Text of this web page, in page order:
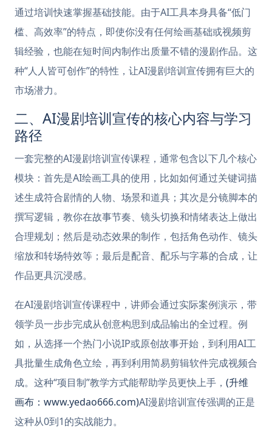
通过培训快速掌握基础技能。由于AI工具本身具备“低门
槛、高效率”的特点，即使你没有任何绘画基础或视频剪
辑经验，也能在短时间内制作出质量不错的漫剧作品。这
种“人人皆可创作”的特性，让AI漫剧培训宣传拥有巨大的
市场潜力。
二、AI漫剧培训宣传的核心内容与学习
路径
一套完整的AI漫剧培训宣传课程，通常包含以下几个核心
模块：首先是AI绘画工具的使用，比如如何通过关键词描
述生成符合剧情的人物、场景和道具；其次是分镜脚本的
撰写逻辑，教你在故事节奏、镜头切换和情绪表达上做出
合理规划；然后是动态效果的制作，包括角色动作、镜头
缩放和转场特效等；最后是配音、配乐与字幕的合成，让
作品更具沉浸感。
在AI漫剧培训宣传课程中，讲师会通过实际案例演示，带
领学员一步步完成从创意构思到成品输出的全过程。例
如，从选择一个热门小说IP或原创故事开始，到利用AI工
具批量生成角色立绘，再到利用简易剪辑软件完成视频合
成。这种“项目制”教学方式能帮助学员更快上手， (升维
画布：www.yedao666.com)AI漫剧培训宣传强调的正是
这种从0到1的实战能力。